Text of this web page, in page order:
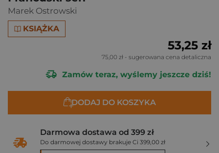
Marek Ostrowski
KSIĄŻKA
53,25 zł
75,00 zł - sugerowana cena detaliczna
Zamów teraz, wyślemy jeszcze dziś!
DODAJ DO KOSZYKA
Darmowa dostawa od 399 zł
Do darmowej dostawy brakuje Ci 399,00 zł